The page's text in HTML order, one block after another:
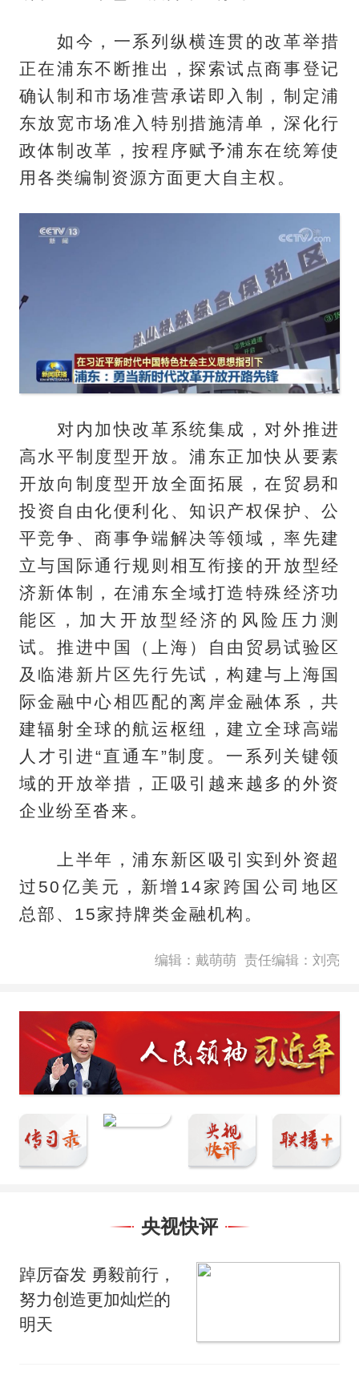
如今，一系列纵横连贯的改革举措
正在浦东不断推出，探索试点商事登记
确认制和市场准营承诺即入制，制定浦
东放宽市场准入特别措施清单，深化行
政体制改革，按程序赋予浦东在统筹使
用各类编制资源方面更大自主权。
对内加快改革系统集成，对外推进
高水平制度型开放。浦东正加快从要素
开放向制度型开放全面拓展，在贸易和
投资自由化便利化、知识产权保护、公
平竞争、商事争端解决等领域，率先建
立与国际通行规则相互衔接的开放型经
济新体制，在浦东全域打造特殊经济功
能区，加大开放型经济的风险压力测
试。推进中国（上海）自由贸易试验区
及临港新片区先行先试，构建与上海国
际金融中心相匹配的离岸金融体系，共
建辐射全球的航运枢纽，建立全球高端
人才引进“直通车”制度。一系列关键领
域的开放举措，正吸引越来越多的外资
企业纷至沓来。
上半年，浦东新区吸引实到外资超
过50亿美元，新增14家跨国公司地区
总部、15家持牌类金融机构。
编辑：戴萌萌 责任编辑：刘亮
央视快评
踔厉奋发 勇毅前行，
努力创造更加灿烂的
明天